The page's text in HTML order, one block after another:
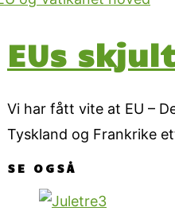
EUs
Vi har fått vite at EU –
Tyskland og Frankrike
SE OGSÅ